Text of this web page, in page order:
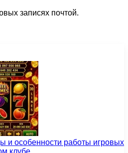
записях почтой.
и особенности работы игровых